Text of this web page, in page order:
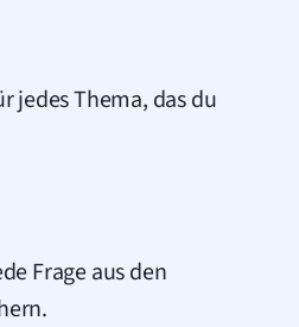
jedes Thema, das du
Frage aus den